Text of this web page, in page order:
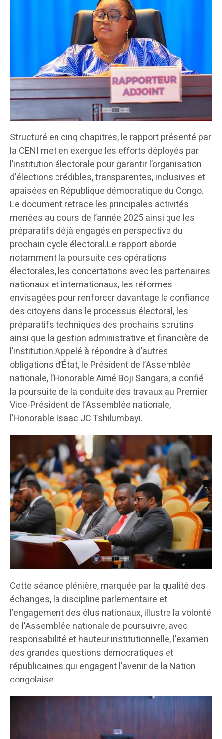
Structuré en cinq chapitres, le rapport présenté par
la CENI met en exergue les efforts déployés par
l’institution électorale pour garantir l’organisation
d’élections crédibles, transparentes, inclusives et
apaisées en République démocratique du Congo.
Le document retrace les principales activités
menées au cours de l’année 2025 ainsi que les
préparatifs déjà engagés en perspective du
prochain cycle électoral.Le rapport aborde
notamment la poursuite des opérations
électorales, les concertations avec les partenaires
nationaux et internationaux, les réformes
envisagées pour renforcer davantage la confiance
des citoyens dans le processus électoral, les
préparatifs techniques des prochains scrutins
ainsi que la gestion administrative et financière de
l’institution.Appelé à répondre à d’autres
obligations d’État, le Président de l’Assemblée
nationale, l’Honorable Aimé Boji Sangara, a confié
la poursuite de la conduite des travaux au Premier
Vice-Président de l’Assemblée nationale,
l’Honorable Isaac JC Tshilumbayi.
Cette séance plénière, marquée par la qualité des
échanges, la discipline parlementaire et
l’engagement des élus nationaux, illustre la volonté
de l’Assemblée nationale de poursuivre, avec
responsabilité et hauteur institutionnelle, l’examen
des grandes questions démocratiques et
républicaines qui engagent l’avenir de la Nation
congolaise.